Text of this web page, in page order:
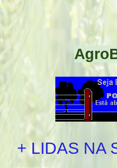
+ LIDAS NA